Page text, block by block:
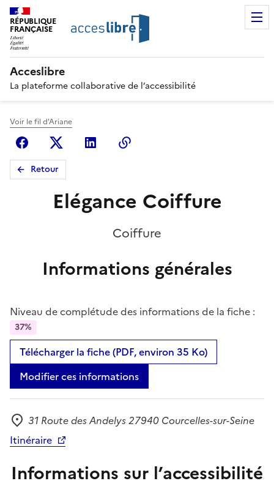
RÉPUBLIQUE
FRANÇAISE
Acceslibre
La plateforme collaborative de l’accessibilité
Voir le fil d'Ariane
FacebookX (anciennement Twitter)
Linkedin
Retour
Elégance Coiffure
Coiffure
Informations générales
Niveau de complétude des informations de la fiche :
37%
Télécharger la fiche (PDF, environ 35 Ko)
Modifier ces informations
Adresse
31 Route des Andelys 27940 Courcelles-sur-Seine
Itinéraire
Informations sur l’accessibilité